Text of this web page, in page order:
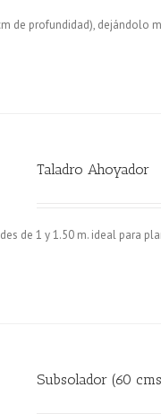
de profundidad), dejándolo
Taladro Ahoyador
de 1 y 1.50 m. ideal para
Subsolador (60